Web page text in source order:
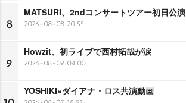
8
MATSURI、2ndコンサートツアー初日公演
2026-08-08 20:55
9
Howzit、初ライブで西村拓哉が涙
2026-08-09 04:00
YOSHIKI×ダイアナ・ロス共演動画